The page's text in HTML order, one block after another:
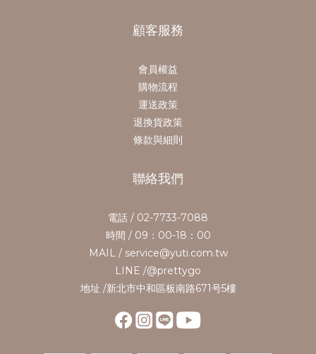
顧客服務
會員權益
購物流程
運送政策
退換貨政策
條款與細則
聯絡我們
電話 / 02-7733-7088
時間 / 09：00-18：00
MAIL / service@yuti.com.tw
LINE /@prettygo
地址 /新北市中和區板南路671号5樓